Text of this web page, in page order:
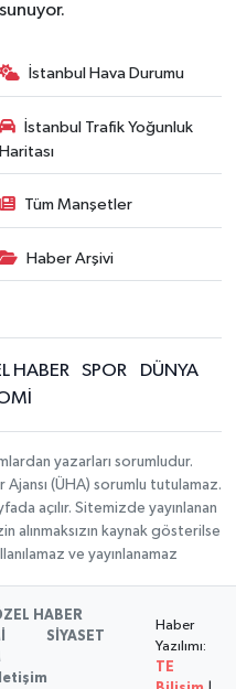
İstanbul Hava Durumu
İstanbul Trafik Yoğunluk
Haritası
Tüm Manşetler
Haber Arşivi
HABER SPOR
DÜNYA
yazarları sorumludur.
Ajansı (ÜHA) sorumlu tutulamaz.
açılır. Sitemizde yayınlanan
alınmaksızın kaynak gösterilse
ve yayınlanamaz
HABER
SİYASET
Haber
Yazılımı:
TE